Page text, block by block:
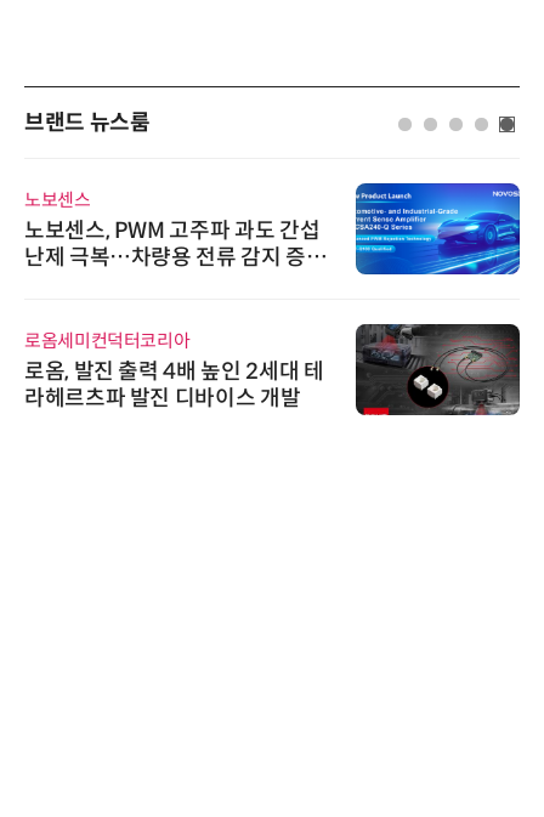
브랜드 뉴스룸
노보센스
노보센스, PWM 고주파 과도 간섭
난제 극복…차량용 전류 감지 증폭
로옴세미컨덕터코리아
로옴, 발진 출력 4배 높인 2세대 테
라헤르츠파 발진 디바이스 개발